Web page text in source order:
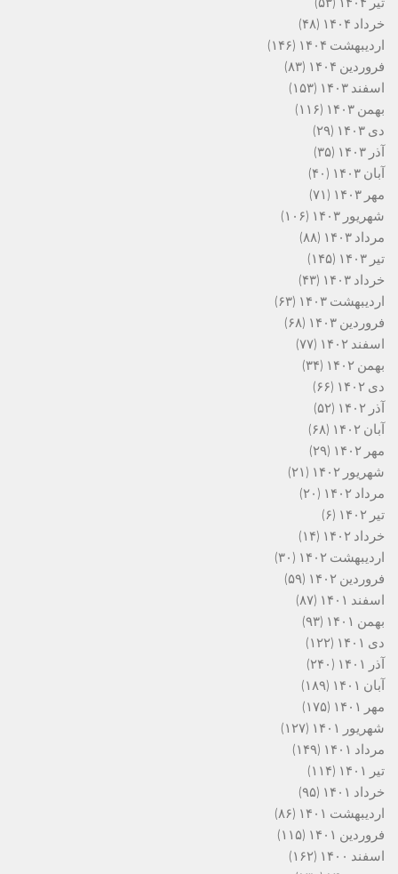
خرداد ۱۴۰۴
(۴۸)
اردیبهشت ۱۴۰۴
(۱۴۶)
فروردین ۱۴۰۴
(۸۳)
اسفند ۱۴۰۳
(۱۵۳)
بهمن ۱۴۰۳
(۱۱۶)
دی ۱۴۰۳
(۲۹)
آذر ۱۴۰۳
(۳۵)
آبان ۱۴۰۳
(۴۰)
مهر ۱۴۰۳
(۷۱)
شهریور ۱۴۰۳
(۱۰۶)
مرداد ۱۴۰۳
(۸۸)
تیر ۱۴۰۳
(۱۴۵)
خرداد ۱۴۰۳
(۴۳)
اردیبهشت ۱۴۰۳
(۶۳)
فروردین ۱۴۰۳
(۶۸)
اسفند ۱۴۰۲
(۷۷)
بهمن ۱۴۰۲
(۳۴)
دی ۱۴۰۲
(۶۶)
آذر ۱۴۰۲
(۵۲)
آبان ۱۴۰۲
(۶۸)
مهر ۱۴۰۲
(۲۹)
شهریور ۱۴۰۲
(۲۱)
مرداد ۱۴۰۲
(۲۰)
تیر ۱۴۰۲
(۶)
خرداد ۱۴۰۲
(۱۴)
اردیبهشت ۱۴۰۲
(۳۰)
فروردین ۱۴۰۲
(۵۹)
اسفند ۱۴۰۱
(۸۷)
بهمن ۱۴۰۱
(۹۳)
دی ۱۴۰۱
(۱۲۲)
آذر ۱۴۰۱
(۲۴۰)
آبان ۱۴۰۱
(۱۸۹)
مهر ۱۴۰۱
(۱۷۵)
شهریور ۱۴۰۱
(۱۲۷)
مرداد ۱۴۰۱
(۱۴۹)
تیر ۱۴۰۱
(۱۱۴)
خرداد ۱۴۰۱
(۹۵)
اردیبهشت ۱۴۰۱
(۸۶)
فروردین ۱۴۰۱
(۱۱۵)
اسفند ۱۴۰۰
(۱۶۲)